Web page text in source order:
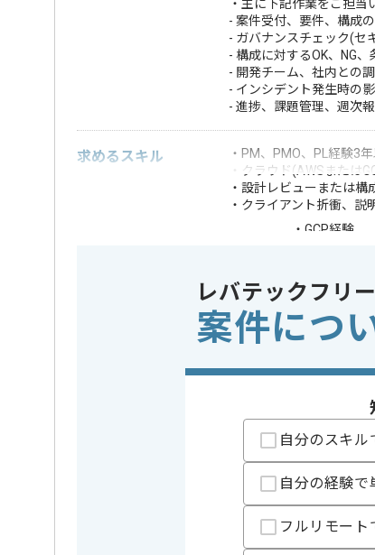
・主に下記作業をご担当
- 案件受付、要件、構成
- ガバナンスチェック(セ
- 構成に対するOK、NG
- 開発チーム、社内との
- インシデント発生時の
- 進捗、課題管理、週次
求めるスキル
・PM、PMO、PL経験3
・クラウド(AWSまたは
・設計レビューまたは構
・クライアント折衝、説
・GCP経験
※上記に似た経験やスキルを
この案件で扱う技術 クラウド
精算条件
有
支払いサイト
15日
リモートワーク：初日はPC貸与や設定等で現地
レバテックフリ
案件につ
自分のスキル
自分の経験で
フルリモート